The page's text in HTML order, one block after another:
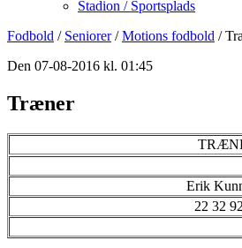
Stadion / Sportsplads
Fodbold / Seniorer/Motions fodbold /
Den 07-08-2016 kl. 01:45
Træner
Erik
22 32